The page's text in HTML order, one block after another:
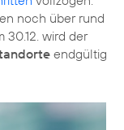
noch über rund
30.12. wird der
endgültig